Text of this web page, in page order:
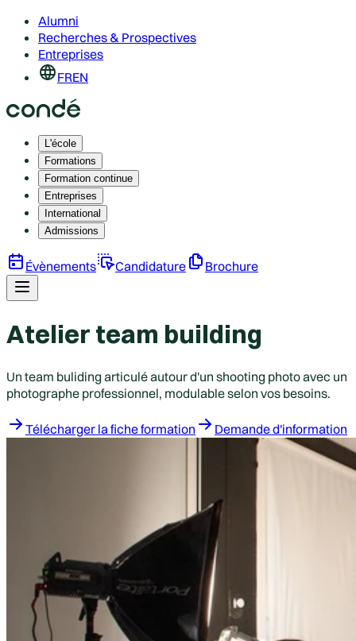
Alumni
Recherches & Prospectives
Entreprises
FREN
L'école
Formations
Formation continue
Entreprises
International
Admissions
Évènements Candidature Brochure
Atelier team building
Un team buliding articulé autour d'un shooting photo avec un
photographe professionnel, modulable selon vos besoins.
Télécharger la fiche formation Demande d'information